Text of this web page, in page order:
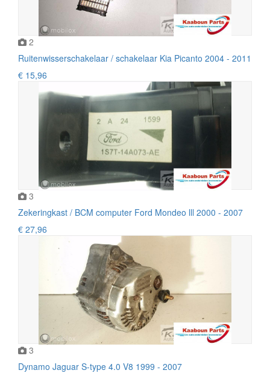
2
Ruitenwisserschakelaar / schakelaar Kia Picanto 2004 - 2011
€ 15,96
3
Zekeringkast / BCM computer Ford Mondeo lll 2000 - 2007
€ 27,96
3
Dynamo Jaguar S-type 4.0 V8 1999 - 2007